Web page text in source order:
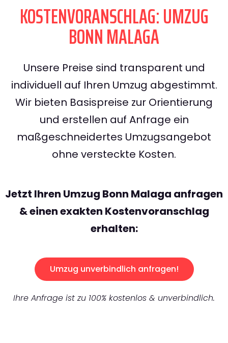
KOSTENVORANSCHLAG: UMZUG
BONN MALAGA
Unsere Preise sind transparent und
individuell auf Ihren Umzug abgestimmt.
Wir bieten Basispreise zur Orientierung
und erstellen auf Anfrage ein
maßgeschneidertes Umzugsangebot
ohne versteckte Kosten.
Jetzt Ihren Umzug Bonn Malaga anfragen
& einen exakten Kostenvoranschlag
erhalten:
Umzug unverbindlich anfragen!
Ihre Anfrage ist zu 100% kostenlos & unverbindlich.